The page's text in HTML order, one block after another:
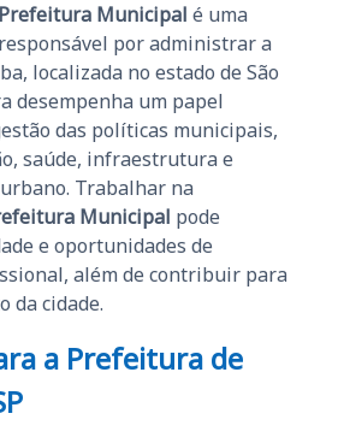
Municipal é uma
por administrar a
localizada no estado de São
desempenha um papel
das políticas municipais,
saúde, infraestrutura e
Trabalhar na
Municipal pode
e oportunidades de
além de contribuir para
da cidade.
a Prefeitura de